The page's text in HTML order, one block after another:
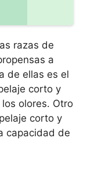
razas de
a
de ellas es el
corto y
olores. Otro
corto y
capacidad de